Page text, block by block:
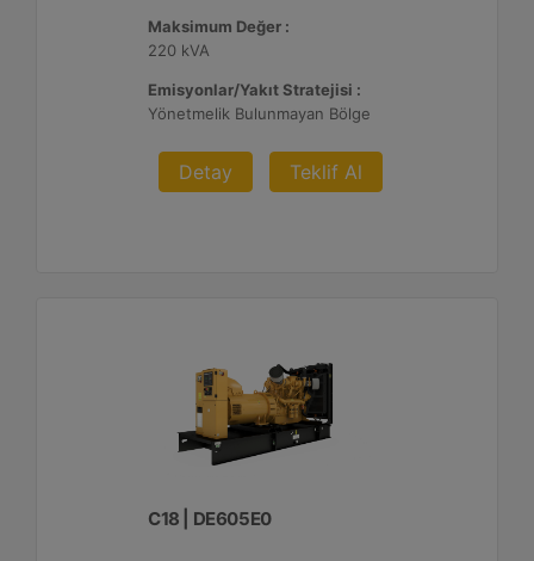
Maksimum Değer :
220 kVA
Emisyonlar/Yakıt Stratejisi :
Yönetmelik Bulunmayan Bölge
Detay Teklif Al
C18 | DE605E0